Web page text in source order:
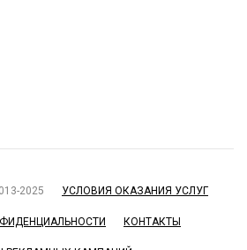
2025 УСЛОВИЯ ОКАЗАНИЯ УСЛУГ
КОНТАКТЫ